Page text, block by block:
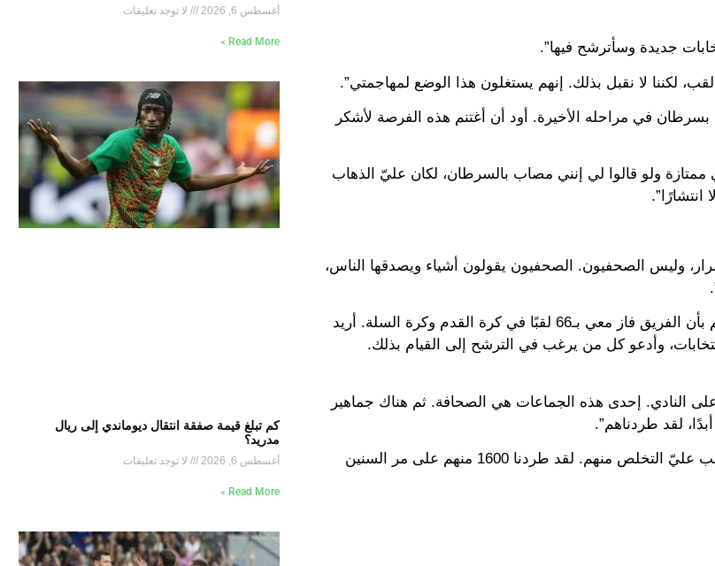
جديدة وسأترشح فيها”.
لا نقبل بذلك. إنهم يستغلون هذا الوضع لمهاجمتي”.
في مراحله الأخيرة. أود أن أغتنم هذه الفرصة لأشكر
يبلغ حجم مبيعاته 50 مليارًا سنويًا. صحتي ممتازة ولو قالوا لي إنني مصاب بالسرطان، لكان عليّ الذهاب
وليس الصحفيون. الصحفيون يقولون أشياء ويصدقها الناس،
وعن الموسم الصفري “أول من يتمنى الفوز بكل شيء، لكنني أود أن أذكركم بأن الفريق فاز معي بـ66 لقبًا في كرة القدم وكرة السلة. أريد
وأدعو كل من يرغب في الترشح إلى القيام بذلك.
النادي. إحدى هذه الجماعات هي الصحافة. ​​ثم هناك جماهير
لقد طردناهم”.
وأتم “لديّ دعم الأعضاء، وهم الملاك. وهناك أيضًا سماسرة التذاكر، الذين يجب عليّ التخلص منهم. لقد طردنا 1600 منهم على مر السنين
أغسطس 6, 2026 لا توجد تعليقات
Read More »
كم تبلغ قيمة صفقة انتقال ديوماندي إلى ريال
مدريد؟
أغسطس 6, 2026 لا توجد تعليقات
Read More »